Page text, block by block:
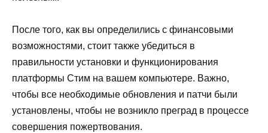
После того, как вы определились с финансовыми
возможностями, стоит также убедиться в
правильности установки и функционирования
платформы Стим на вашем компьютере. Важно,
чтобы все необходимые обновления и патчи были
установлены, чтобы не возникло преград в процессе
совершения пожертвования.